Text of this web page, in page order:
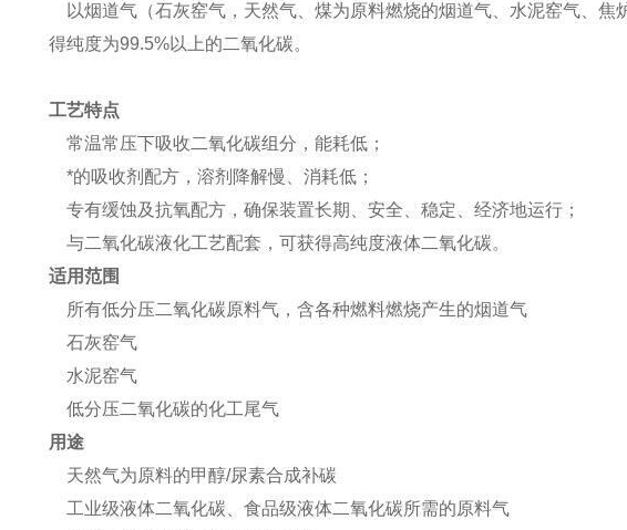
以烟道气（石灰窑气，天然气、煤为原料燃烧的烟道气、水泥窑气、焦
得纯度为99.5%以上的二氧化碳。
工艺特点
常温常压下吸收二氧化碳组分，能耗低；
*的吸收剂配方，溶剂降解慢、消耗低；
专有缓蚀及抗氧配方，确保装置长期、安全、稳定、经济地运行；
与二氧化碳液化工艺配套，可获得高纯度液体二氧化碳。
适用范围
所有低分压二氧化碳原料气，含各种燃料燃烧产生的烟道气
石灰窑气
水泥窑气
低分压二氧化碳的化工尾气
用途
天然气为原料的甲醇/尿素合成补碳
工业级液体二氧化碳、食品级液体二氧化碳所需的原料气